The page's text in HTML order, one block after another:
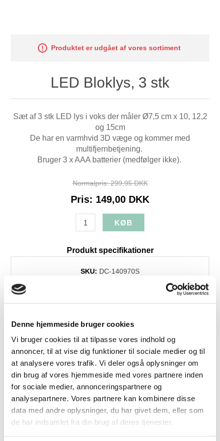
Denne hjemmeside bruger cookies
Vi bruger cookies til at tilpasse vores indhold og
annoncer, til at vise dig funktioner til sociale medier og til
at analysere vores trafik. Vi deler også oplysninger om
din brug af vores hjemmeside med vores partnere inden
for sociale medier, annonceringspartnere og
analysepartnere. Vores partnere kan kombinere disse
data med andre oplysninger, du har givet dem, eller som
de har indsamlet fra din brug af deres tjenester.
Produktet er udgået af vores sortiment
LED Bloklys, 3 stk
Sæt af 3 stk LED lys i voks der måler Ø7,5 cm x 10, 12,2
og 15cm
De har en varmhvid 3D væge og kommer med
multifjernbetjening.
Bruger 3 x AAA batterier (medfølger ikke).
Normalpris: 299,95 DKK
Pris: 149,00 DKK
Produkt specifikationer
SKU: DC-140970S
Relaterede produkter